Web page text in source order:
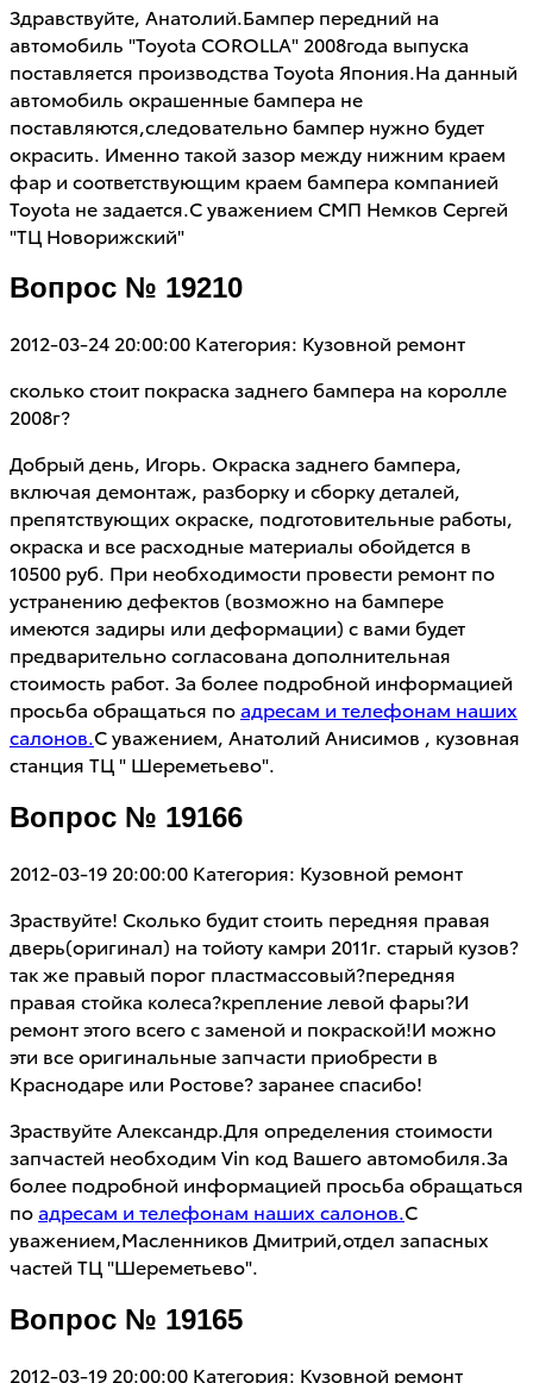
Здравствуйте, Анатолий.Бампер передний на
автомобиль "Toyota COROLLA" 2008года выпуска
поставляется производства Toyota Япония.На данный
автомобиль окрашенные бампера не
поставляются,следовательно бампер нужно будет
окрасить. Именно такой зазор между нижним краем
фар и соответствующим краем бампера компанией
Toyota не задается.С уважением СМП Немков Сергей
"ТЦ Новорижский"
Вопрос № 19210
2012-03-24 20:00:00 Категория: Кузовной ремонт
сколько стоит покраска заднего бампера на королле
2008г?
Добрый день, Игорь. Окраска заднего бампера,
включая демонтаж, разборку и сборку деталей,
препятствующих окраске, подготовительные работы,
окраска и все расходные материалы обойдется в
10500 руб. При необходимости провести ремонт по
устранению дефектов (возможно на бампере
имеются задиры или деформации) с вами будет
предварительно согласована дополнительная
стоимость работ. За более подробной информацией
просьба обращаться по адресам и телефонам наших
салонов.С уважением, Анатолий Анисимов , кузовная
станция ТЦ " Шереметьево".
Вопрос № 19166
2012-03-19 20:00:00 Категория: Кузовной ремонт
Зраствуйте! Сколько будит стоить передняя правая
дверь(оригинал) на тойоту камри 2011г. старый кузов?
так же правый порог пластмассовый?передняя
правая стойка колеса?крепление левой фары?И
ремонт этого всего с заменой и покраской!И можно
эти все оригинальные запчасти приобрести в
Краснодаре или Ростове? заранее спасибо!
Зраствуйте Александр.Для определения стоимости
запчастей необходим Vin код Вашего автомобиля.За
более подробной информацией просьба обращаться
по адресам и телефонам наших салонов.С
уважением,Масленников Дмитрий,отдел запасных
частей ТЦ "Шереметьево".
Вопрос № 19165
2012-03-19 20:00:00 Категория: Кузовной ремонт